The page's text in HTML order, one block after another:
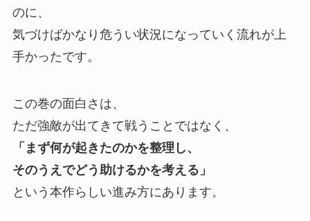
のに、
気づけばかなり危うい状況になっていく流れが上
手かったです。
この巻の面白さは、
ただ強敵が出てきて戦うことではなく、
「まず何が起きたのかを整理し、
そのうえでどう助けるかを考える」
という本作らしい進み方にあります。